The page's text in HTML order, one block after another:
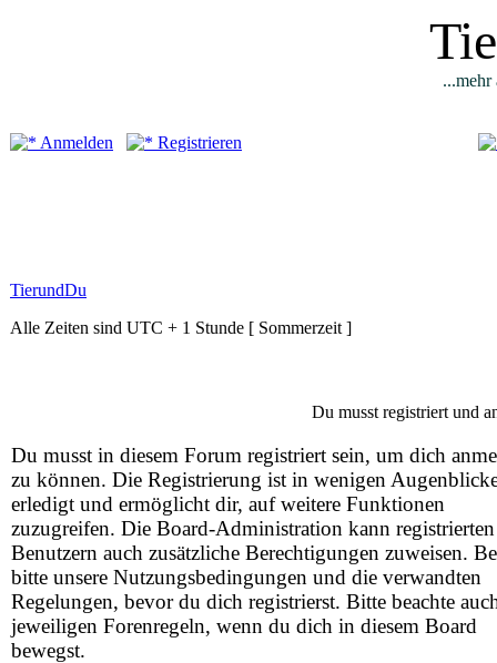
...mehr
Anmelden Registrieren
TierundDu
Alle Zeiten sind UTC + 1 Stunde [ Sommerzeit ]
Du musst registriert und
Du musst in diesem Forum registriert sein, um dich
zu können. Die Registrierung ist in wenigen
erledigt und ermöglicht dir, auf weitere Funktionen
zuzugreifen. Die Board-Administration kann registrierten
Benutzern auch zusätzliche Berechtigungen zuweisen.
bitte unsere Nutzungsbedingungen und die verwandten
Regelungen, bevor du dich registrierst. Bitte beachte
jeweiligen Forenregeln, wenn du dich in diesem Board
bewegst.